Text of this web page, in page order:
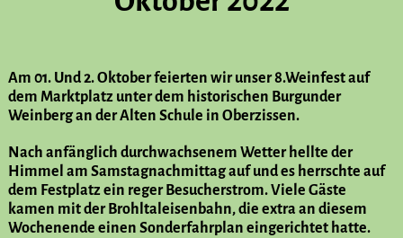
Am 01. Und 2. Oktober feierten wir unser 8.Weinfest auf
dem Marktplatz unter dem historischen Burgunder
Weinberg an der Alten Schule in Oberzissen.
Nach anfänglich durchwachsenem Wetter hellte der
Himmel am Samstagnachmittag auf und es herrschte auf
dem Festplatz ein reger Besucherstrom. Viele Gäste
kamen mit der Brohltaleisenbahn, die extra an diesem
Wochenende einen Sonderfahrplan eingerichtet hatte.